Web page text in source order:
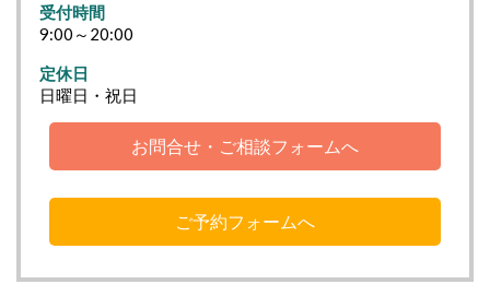
受付時間
9:00～20:00
定休日
日曜日・祝日
お問合せ・ご相談フォームへ
ご予約フォームへ